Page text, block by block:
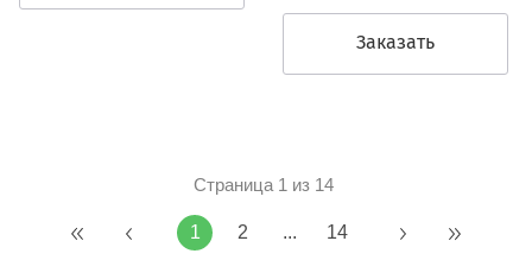
Заказать
Страница 1 из 14
1 2 ... 14